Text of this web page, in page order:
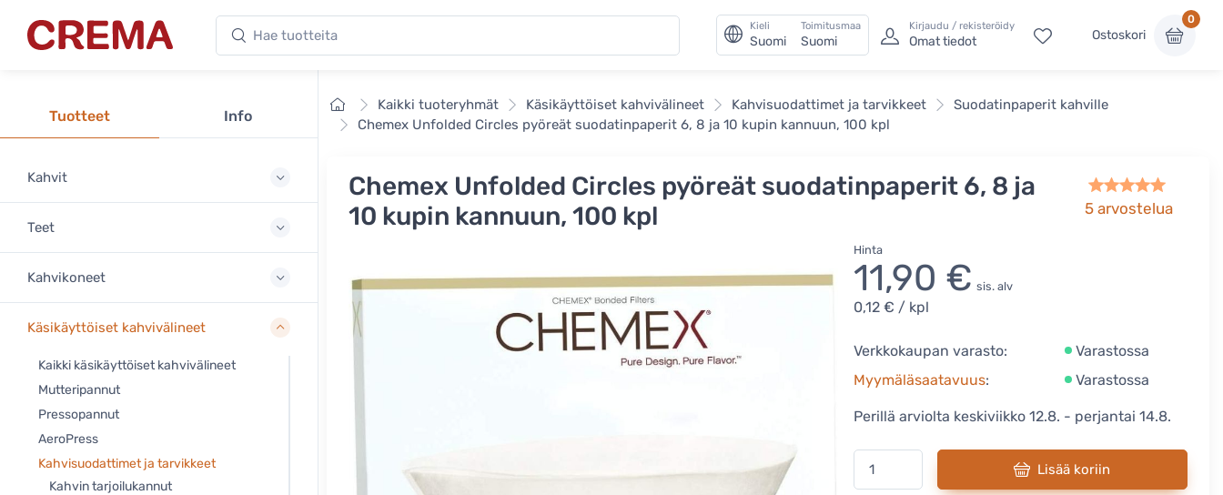
Crema Hae tuotteita Kieli
Suomi
Toimitusmaa
Suomi
Kirjaudu / rekisteröidy
Omat tiedot Ostoskori
0
Tuotteet Info
Kahvit
Teet
Kahvikoneet
Käsikäyttöiset kahvivälineet
Kaikki käsikäyttöiset kahvivälineet
Mutteripannut
Pressopannut
AeroPress
Kahvisuodattimet ja tarvikkeet
Kahvin tarjoilukannut
EtusivuKaikki tuoteryhmät Käsikäyttöiset kahvivälineet Kahvisuodattimet ja tarvikkeet
Suodatinpaperit kahville
Chemex Unfolded Circles pyöreät suodatinpaperit 6, 8 ja 10 kupin kannuun, 100 kpl
Chemex Unfolded Circles pyöreät suodatinpaperit 6, 8 ja
10 kupin kannuun, 100 kpl
5arvostelua
Hinta
11,90 € sis. alv
0,12 € / kpl
Verkkokaupan varasto:
Varastossa
Myymäläsaatavuus: Varastossa
Perillä arviolta keskiviikko 12.8. - perjantai 14.8.
Lisää koriin